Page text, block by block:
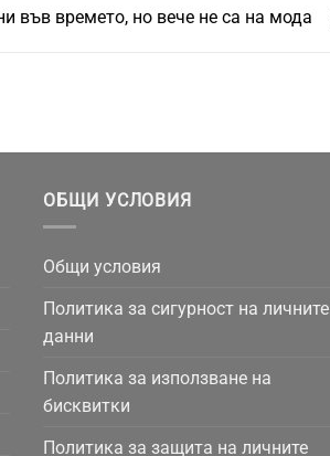
във времето, но вече не са на мода
ОБЩИ УСЛОВИЯ
Общи условия
Политика за сигурност на личните
данни
Политика за използване на
бисквитки
Политика за защита на личните